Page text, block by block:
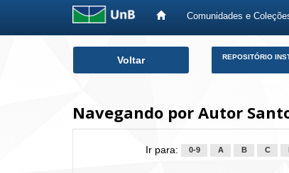
Comunidades e
Voltar REPOSITÓRIO
Navegando por Autor
Ir para: 0-9 A B C